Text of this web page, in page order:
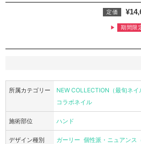
定価
期間限
所属カテゴリー NEW COLLECTION（最旬ネイ
コラボネイル
施術部位 ハンド
デザイン種別 ガーリー 個性派・ニュアンス